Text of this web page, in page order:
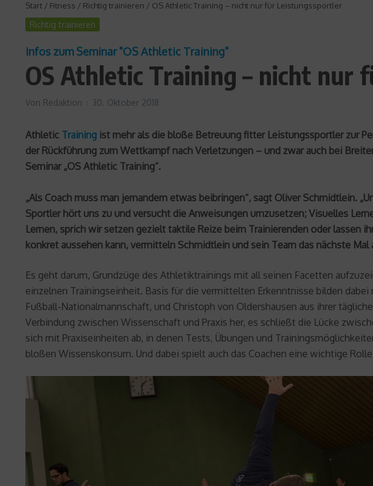
Start / Fitness / Richtig trainieren / OS Athletic Training – nicht nur für Leistungssportler
Richtig trainieren
Infos zum Seminar "OS Athletic Training"
OS Athletic Training – nicht nur
Von Redaktion 30. Oktober 2018
Athletic Training ist mehr als die bloße Betreuung fitter Leistungssportler zur
der Rückführung zum Wettkampf nach Verletzungen – und zwar auch bei
Seminar „OS Athletic Training“.
„Als Coach muss man jemandem etwas beibringen“, sagt Oliver Schmidtlein.
Sportler hört uns zu und versucht die Anweisungen umzusetzen; Visuelles
Lernen, sprich wir setzen gezielt taktile Reize beim Trainierenden oder lassen
konkret aussehen kann, vermitteln Schmidtlein und sein Team das nächste Mal
Es geht darum, Grundzüge des Athletiktrainings mit all seinen Facetten
einzelnen Trainingseinheit. Basis für die vermittelten Erkenntnisse bilden
Fußball-Nationalmannschaft, und Christoph von Oldershausen aus ihrer
Verbindung zwischen Wissenschaft und Praxis her, es schließt die Lücke
sich mit Praxiseinheiten ab, in denen Tests, Übungen und
bloßen Wissenskonsum. Und dabei spielt auch das Coachen eine wichtige